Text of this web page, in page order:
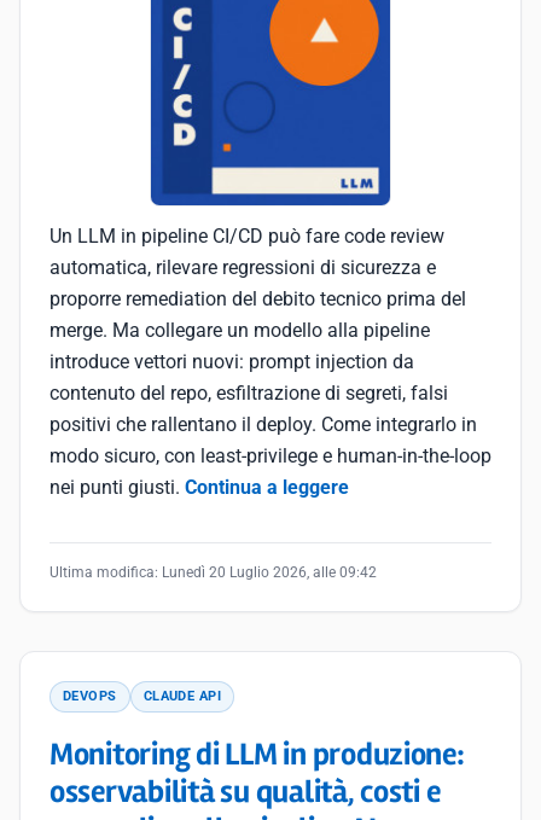
Un LLM in pipeline CI/CD può fare code review
automatica, rilevare regressioni di sicurezza e
proporre remediation del debito tecnico prima del
merge. Ma collegare un modello alla pipeline
introduce vettori nuovi: prompt injection da
contenuto del repo, esfiltrazione di segreti, falsi
positivi che rallentano il deploy. Come integrarlo in
modo sicuro, con least-privilege e human-in-the-loop
nei punti giusti. Continua a leggere
Ultima modifica: Lunedì 20 Luglio 2026, alle 09:42
DEVOPS CLAUDE API
Monitoring di LLM in produzione:
osservabilità su qualità, costi e